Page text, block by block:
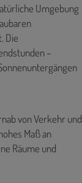
Umgebung
Die
–
von Verkehr und
Maß an
Räume und